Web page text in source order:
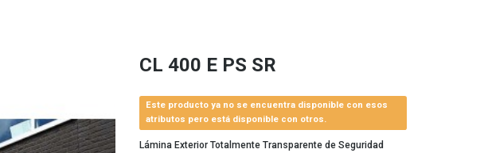
CL 400 E PS SR
Este producto ya no se encuentra disponible con esos
atributos pero está disponible con otros.
Lámina Exterior Totalmente Transparente de Seguridad